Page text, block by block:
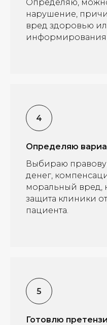
Определяю,
нарушение,
вред здоровью
информирования
Определяю
Выбираю
денег,
моральный вред,
защита клиники
пациента.
Готовлю